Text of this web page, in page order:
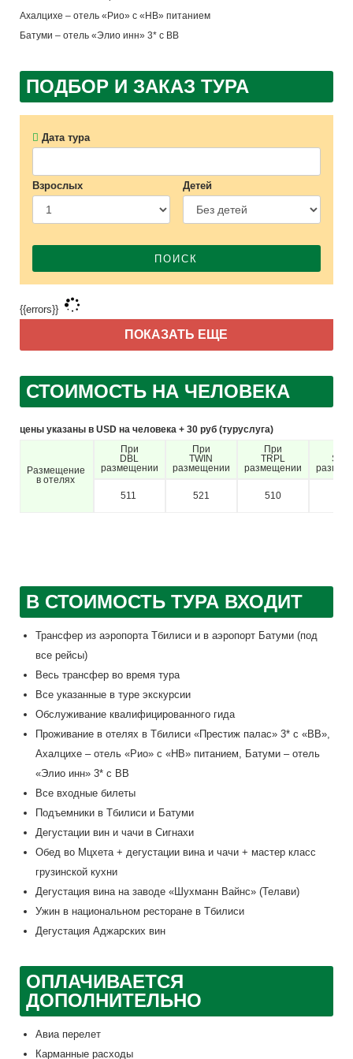
Ахалцихе – отель «Рио» с «НВ» питанием
Батуми – отель «Элио инн» 3* с ВВ
ПОДБОР И ЗАКАЗ ТУРА
Дата тура
Взрослых Детей
ПОИСК
{{errors}}
ПОКАЗАТЬ ЕЩЕ
СТОИМОСТЬ НА ЧЕЛОВЕКА
цены указаны в USD на человека + 30 руб (туруслуга)
Размещение
в отелях
При
DBL
размещении
При
TWIN
размещении
При
TRPL
размещении
511 521 510
В СТОИМОСТЬ ТУРА ВХОДИТ
Трансфер из аэропорта Тбилиси и в аэропорт Батуми (под
все рейсы)
Весь трансфер во время тура
Все указанные в туре экскурсии
Обслуживание квалифицированного гида
Проживание в отелях в Тбилиси «Престиж палас» 3* с «ВВ»,
Ахалцихе – отель «Рио» с «НВ» питанием, Батуми – отель
«Элио инн» 3* с ВВ
Все входные билеты
Подъемники в Тбилиси и Батуми
Дегустации вин и чачи в Сигнахи
Обед во Мцхета + дегустации вина и чачи + мастер класс
грузинской кухни
Дегустация вина на заводе «Шухманн Вайнс» (Телави)
Ужин в национальном ресторане в Тбилиси
Дегустация Аджарских вин
ОПЛАЧИВАЕТСЯ
ДОПОЛНИТЕЛЬНО
Авиа перелет
Карманные расходы